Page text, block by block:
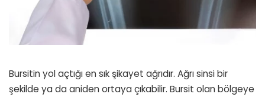
Bursitin yol açtığı en sık şikayet ağrıdır. Ağrı sinsi bir
şekilde ya da aniden ortaya çıkabilir. Bursit olan bölgeye